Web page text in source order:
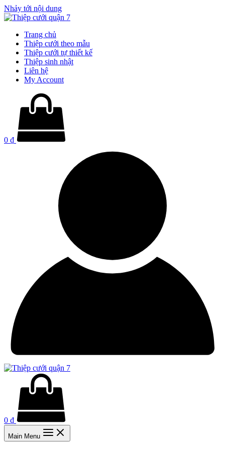
Nhảy tới nội dung
Trang chủ
Thiệp cưới theo mẫu
Thiệp cưới tự thiết kế
Thiệp sinh nhật
Liên hệ
My Account
0 ₫
0 ₫
Main Menu